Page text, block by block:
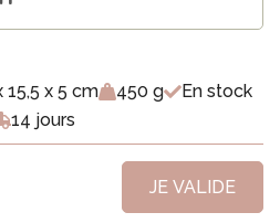
15,5 x 5 cm 450 g
En stock
14 jours
JE VALIDE